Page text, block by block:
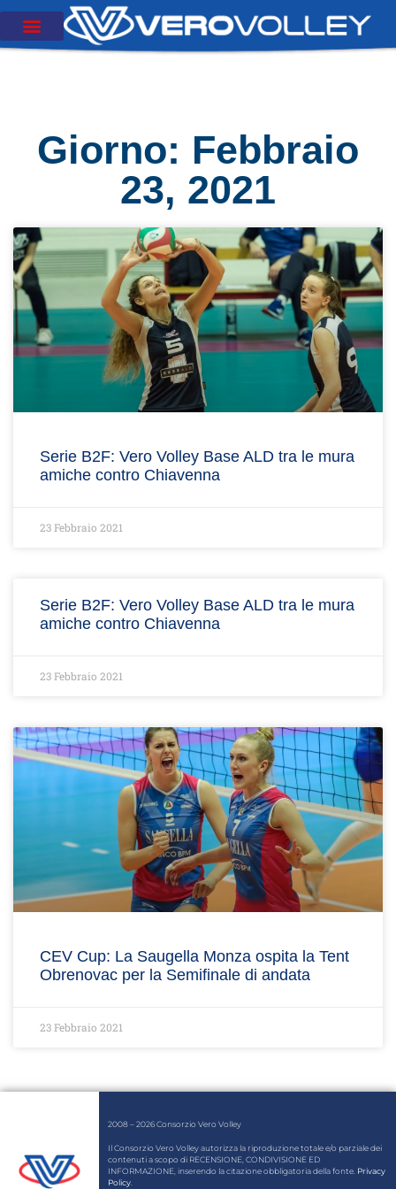
Giorno: Febbraio
23, 2021
Serie B2F: Vero Volley Base ALD tra le mura
amiche contro Chiavenna
23 Febbraio 2021
Serie B2F: Vero Volley Base ALD tra le mura
amiche contro Chiavenna
23 Febbraio 2021
CEV Cup: La Saugella Monza ospita la Tent
Obrenovac per la Semifinale di andata
23 Febbraio 2021
2008 – 2026 Consorzio Vero Volley
Il Consorzio Vero Volley autorizza la riproduzione totale e/o parziale dei
contenuti a scopo di RECENSIONE, CONDIVISIONE ED
INFORMAZIONE, inserendo la citazione obbligatoria della fonte. Privacy
Policy.